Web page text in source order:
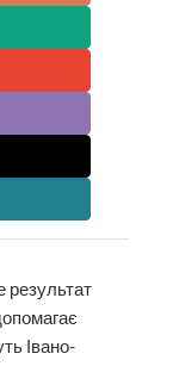
результат
Івано-